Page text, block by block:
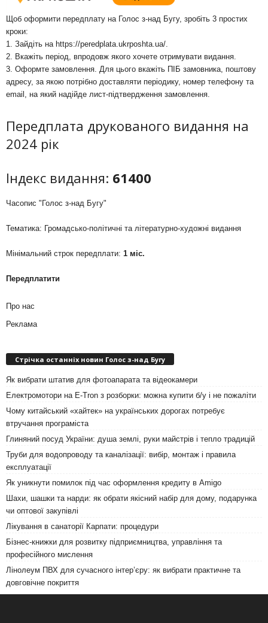
Щоб оформити передплату на Голос з-над Бугу, зробіть 3 простих
кроки:
1. Зайдіть на https://peredplata.ukrposhta.ua/.
2. Вкажіть період, впродовж якого хочете отримувати видання.
3. Оформте замовлення. Для цього вкажіть ПІБ замовника, поштову
адресу, за якою потрібно доставляти періодику, номер телефону та
email, на який надійде лист-підтвердження замовлення.
Передплата друкованого видання на
2024 рік
Індекс видання: 61400
Часопис "Голос з-над Бугу"
Тематика: Громадсько-політичні та літературно-художні видання
Мінімальний строк передплати: 1 міс.
Передплатити
Про нас
Реклама
Стрічка останніх новин Голос з-над Бугу
Як вибрати штатив для фотоапарата та відеокамери
Електромотори на E-Tron з розборки: можна купити б/у і не пожаліти
Чому китайський «хайтек» на українських дорогах потребує
втручання програміста
Глиняний посуд України: душа землі, руки майстрів і тепло традицій
Труби для водопроводу та каналізації: вибір, монтаж і правила
експлуатації
Як уникнути помилок під час оформлення кредиту в Amigo
Шахи, шашки та нарди: як обрати якісний набір для дому, подарунка
чи оптової закупівлі
Лікування в санаторії Карпати: процедури
Бізнес-книжки для розвитку підприємництва, управління та
професійного мислення
Лінолеум ПВХ для сучасного інтер’єру: як вибрати практичне та
довговічне покриття